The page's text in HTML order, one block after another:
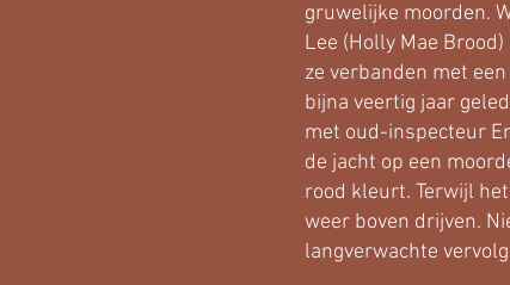
gruwelijke moorden.
Lee (Holly Mae
ze verbanden met
bijna veertig jaar
met oud-inspecteur
de jacht op een
rood kleurt. Terwijl
weer boven drijven.
langverwachte